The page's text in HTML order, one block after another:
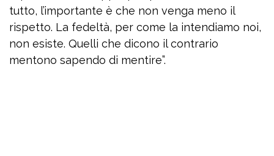
tutto, l’importante è che non venga meno il
rispetto. La fedeltà, per come la intendiamo noi,
non esiste. Quelli che dicono il contrario
mentono sapendo di mentire”.